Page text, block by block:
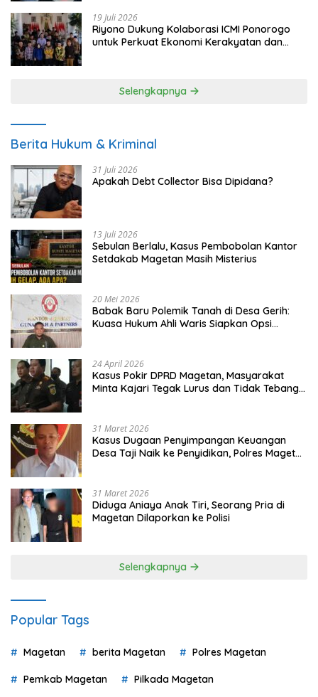
19 Juli 2026
Riyono Dukung Kolaborasi ICMI Ponorogo
untuk Perkuat Ekonomi Kerakyatan dan
Selengkapnya
Berita Hukum & Kriminal
31 Juli 2026
Apakah Debt Collector Bisa Dipidana?
13 Juli 2026
Sebulan Berlalu, Kasus Pembobolan Kantor
Setdakab Magetan Masih Misterius
20 Mei 2026
Babak Baru Polemik Tanah di Desa Gerih:
Kuasa Hukum Ahli Waris Siapkan Opsi
24 April 2026
Kasus Pokir DPRD Magetan, Masyarakat
Minta Kajari Tegak Lurus dan Tidak Tebang
31 Maret 2026
Kasus Dugaan Penyimpangan Keuangan
Desa Taji Naik ke Penyidikan, Polres Magetan
31 Maret 2026
Diduga Aniaya Anak Tiri, Seorang Pria di
Magetan Dilaporkan ke Polisi
Selengkapnya
Popular Tags
Magetan berita Magetan Polres Magetan
Pemkab Magetan Pilkada Magetan